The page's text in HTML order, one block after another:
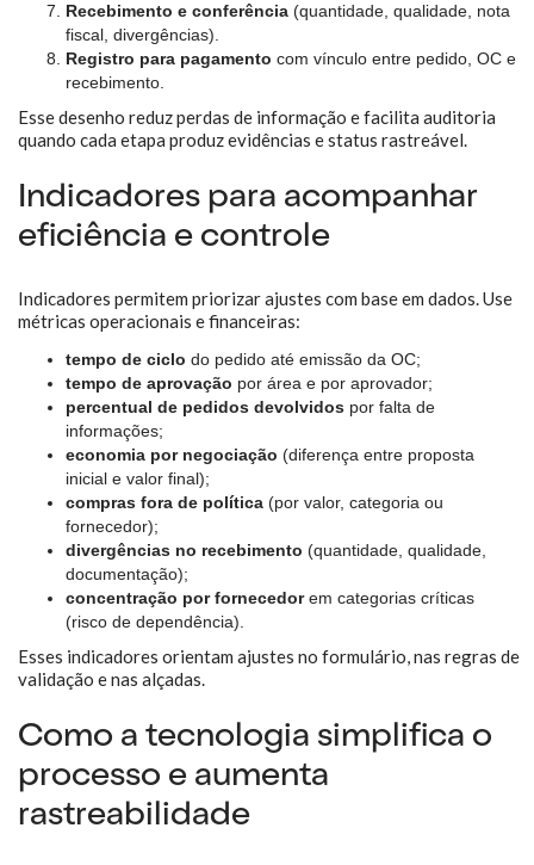
Recebimento e conferência (quantidade, qualidade, nota
fiscal, divergências).
Registro para pagamento com vínculo entre pedido, OC e
recebimento.
Esse desenho reduz perdas de informação e facilita auditoria
quando cada etapa produz evidências e status rastreável.
Indicadores para acompanhar
eficiência e controle
Indicadores permitem priorizar ajustes com base em dados. Use
métricas operacionais e financeiras:
tempo de ciclo do pedido até emissão da OC;
tempo de aprovação por área e por aprovador;
percentual de pedidos devolvidos por falta de
informações;
economia por negociação (diferença entre proposta
inicial e valor final);
compras fora de política (por valor, categoria ou
fornecedor);
divergências no recebimento (quantidade, qualidade,
documentação);
concentração por fornecedorem categorias críticas
(risco de dependência).
Esses indicadores orientam ajustes no formulário, nas regras de
validação e nas alçadas.
Como a tecnologia simplifica o
processo e aumenta
rastreabilidade